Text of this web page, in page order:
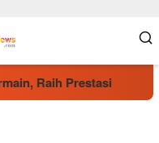
Raih Prestasi